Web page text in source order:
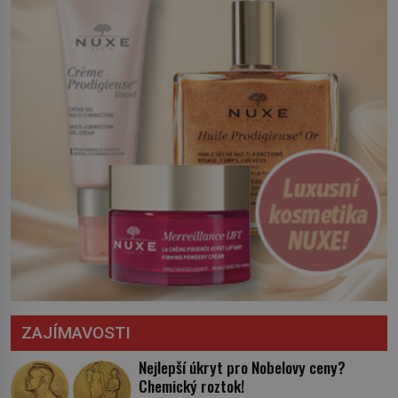
ZAJÍMAVOSTI
Nejlepší úkryt pro Nobelovy ceny?
Chemický roztok!